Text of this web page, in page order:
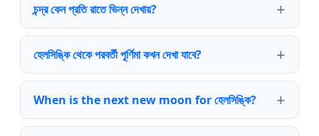
চন্দ্র কেন প্রতি রাতে ভিন্ন দেখায়?
হেলসিঙ্কি থেকে পরবর্তী পূর্ণিমা কখন দেখা যাবে?
When is the next new moon for হেলসিঙ্কি?